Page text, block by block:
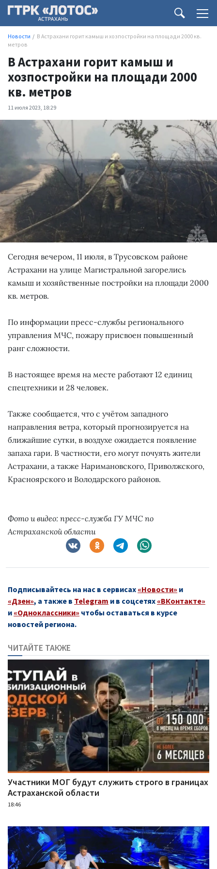
Новости
В Астрахани горит камыш и хозпостройки на площади 2000 кв.
метров
В Астрахани горит камыш и
хозпостройки на площади 2000
кв. метров
11 июля 2023, 18:29
Сегодня вечером, 11 июля, в Трусовском районе
Астрахани на улице Магистральной загорелись
камыш и хозяйственные постройки на площади 2000
кв. метров.
По информации пресс-службы регионального
управления МЧС, пожару присвоен повышенный
ранг сложности.
В настоящее время на месте работают 12 единиц
спецтехники и 28 человек.
Также сообщается, что с учётом западного
направления ветра, который прогнозируется на
ближайшие сутки, в воздухе ожидается появление
запаха гари. В частности, его могут почуять жители
Астрахани, а также Наримановского, Приволжского,
Красноярского и Володарского районов.
Фото и видео: пресс-служба ГУ МЧС по
Астраханской области
Подписывайтесь на нас в сервисах «Новости» и
«Дзен», а также в Telegram и в соцсетях «ВКонтакте»
и «Одноклассники» чтобы оставаться в курсе
новостей региона.
ЧИТАЙТЕ ТАКЖЕ
Участники МОГ будут служить строго в границах
Астраханской области
18:46